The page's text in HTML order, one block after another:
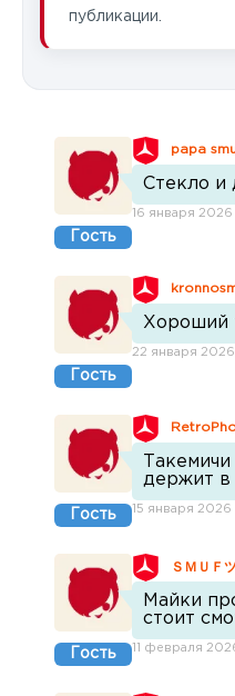
публикации.
Гость
papa
Стекло и
16 января 2026
Гость
Хороший
22 января
Гость
держит в
15 января 2026
Гость
ＳＭＵＦ
Майки
стоит
11 февраля